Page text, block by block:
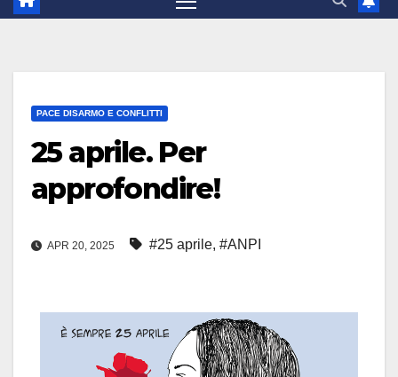
PACE DISARMO E CONFLITTI
25 aprile. Per
approfondire!
APR 20, 2025 #25 aprile, #ANPI